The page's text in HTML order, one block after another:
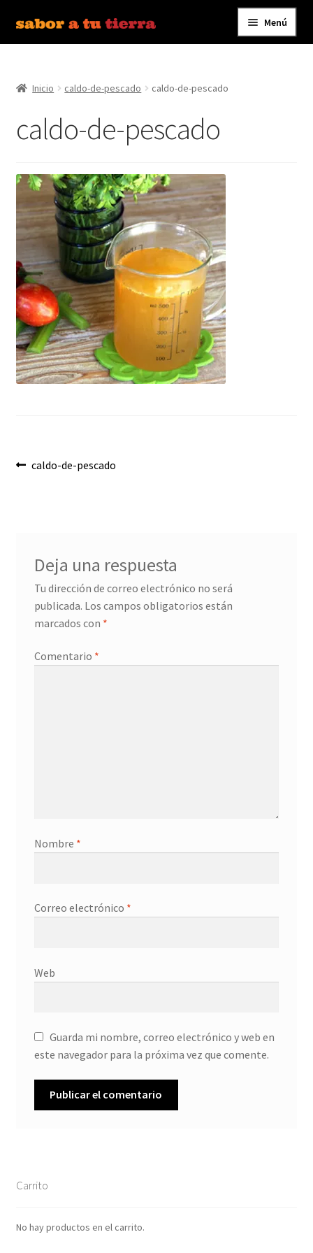
Ir
a
Ir
al
Menú
Bebidas
Caldos, Salsas y Condimentos
Carrito
Conservas y Platos Preparados
Contáctanos
Envíos
Finalizar compra
Mi cuenta
Pescados y Mariscos
Política de Privacidad Y Cookies
Inicio caldo-de-pescado caldo-de-pescado
caldo-de-pescado
Navegación
Anterior:
caldo-de-pescado
Deja una respuesta
Tu dirección de correo electrónico no será
publicada. Los campos obligatorios están
marcados con *
Comentario *
Nombre *
Correo electrónico *
Web
Guarda mi nombre, correo electrónico y web en
este navegador para la próxima vez que comente.
Carrito
No hay productos en el carrito.